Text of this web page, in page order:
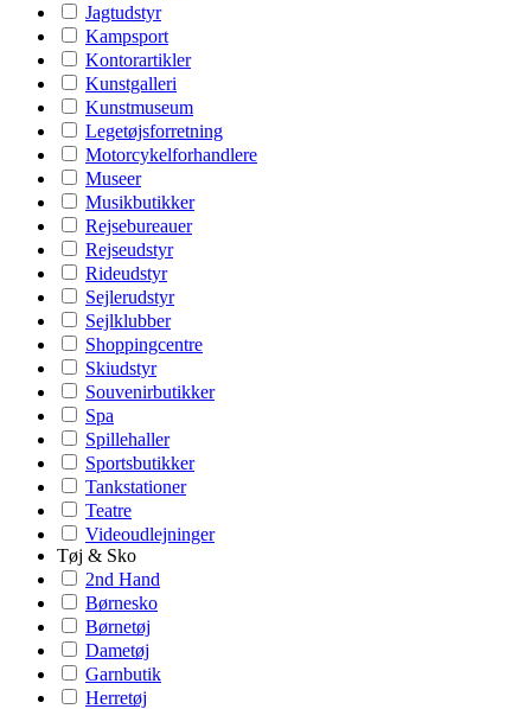
Jagtudstyr
Kampsport
Kontorartikler
Kunstgalleri
Kunstmuseum
Legetøjsforretning
Motorcykelforhandlere
Museer
Musikbutikker
Rejsebureauer
Rejseudstyr
Rideudstyr
Sejlerudstyr
Sejlklubber
Shoppingcentre
Skiudstyr
Souvenirbutikker
Spa
Spillehaller
Sportsbutikker
Tankstationer
Teatre
Videoudlejninger
Tøj & Sko
2nd Hand
Børnesko
Børnetøj
Dametøj
Garnbutik
Herretøj